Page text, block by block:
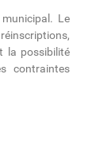
Le
la possibilité
contraintes